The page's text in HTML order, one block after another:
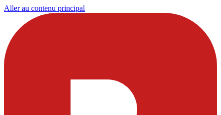
Aller au contenu principal